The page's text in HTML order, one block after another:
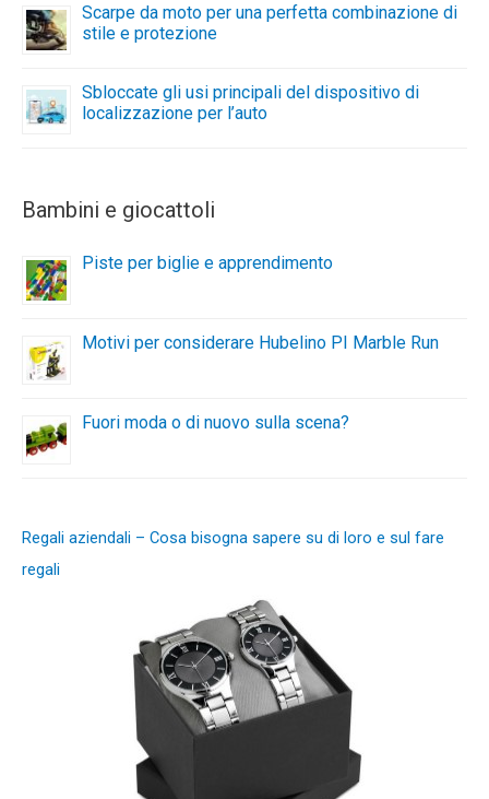
Scarpe da moto per una perfetta combinazione di
stile e protezione
Sbloccate gli usi principali del dispositivo di
localizzazione per l’auto
Bambini e giocattoli
Piste per biglie e apprendimento
Motivi per considerare Hubelino PI Marble Run
Fuori moda o di nuovo sulla scena?
Regali aziendali – Cosa bisogna sapere su di loro e sul fare
regali